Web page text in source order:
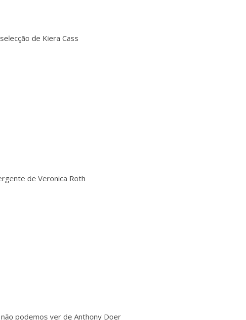
de Kiera Cass
de Veronica Roth
podemos ver de Anthony Doer